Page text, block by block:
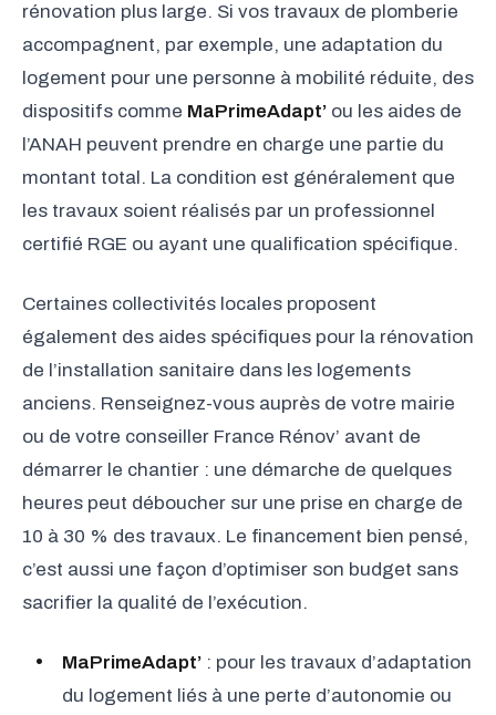
rénovation plus large. Si vos travaux de plomberie
accompagnent, par exemple, une adaptation du
logement pour une personne à mobilité réduite, des
dispositifs comme MaPrimeAdapt’ ou les aides de
l’ANAH peuvent prendre en charge une partie du
montant total. La condition est généralement que
les travaux soient réalisés par un professionnel
certifié RGE ou ayant une qualification spécifique.
Certaines collectivités locales proposent
également des aides spécifiques pour la rénovation
de l’installation sanitaire dans les logements
anciens. Renseignez-vous auprès de votre mairie
ou de votre conseiller France Rénov’ avant de
démarrer le chantier : une démarche de quelques
heures peut déboucher sur une prise en charge de
10 à 30 % des travaux. Le financement bien pensé,
c’est aussi une façon d’optimiser son budget sans
sacrifier la qualité de l’exécution.
MaPrimeAdapt’ : pour les travaux d’adaptation
du logement liés à une perte d’autonomie ou